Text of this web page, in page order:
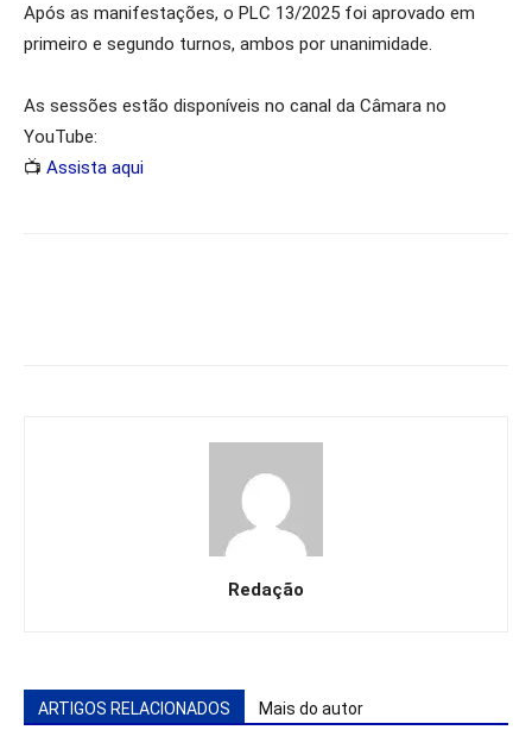
Após as manifestações, o PLC 13/2025 foi aprovado em
primeiro e segundo turnos, ambos por unanimidade.
As sessões estão disponíveis no canal da Câmara no
YouTube:
📺 Assista aqui
Redação
ARTIGOS RELACIONADOS Mais do autor